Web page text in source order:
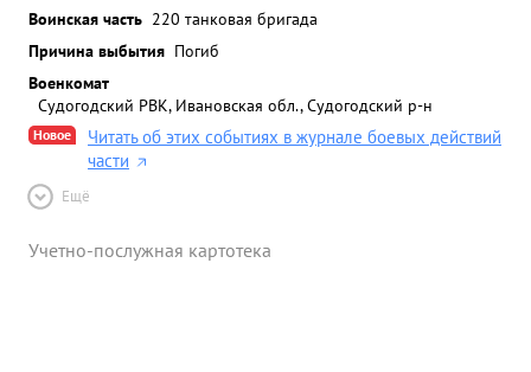
Воинская часть 220 танковая бригада
Причина выбытия Погиб
Военкомат
Судогодский РВК, Ивановская обл., Судогодский р-н
Новое
Читать об этих событиях в журнале боевых действий
части
Ещё
Учетно-послужная картотека